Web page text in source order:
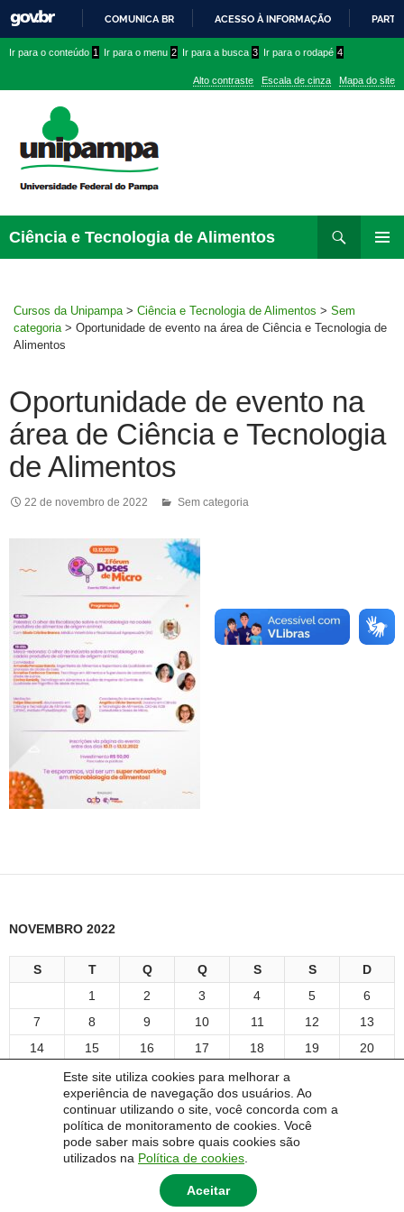
Este site utiliza cookies para melhorar a
experiência de navegação dos usuários. Ao
continuar utilizando o site, você concorda com a
política de monitoramento de cookies. Você
pode saber mais sobre quais cookies são
utilizados na Política de cookies
Aceitar
PARA
CONTEÚDO
COMUNICA BR ACESSO À INFORMAÇÃO
conteúdo
menu
superior
menu
Ir para o conteúdo 1 Ir para o menu 2 Ir para a busca 3 Ir para o rodapé 4
Alto contraste Escala de cinza Mapa do site
Ciência e Tecnologia de Alimentos
Cursos da Unipampa > Ciência e Tecnologia de Alimentos > Sem
categoria > Oportunidade de evento na área de Ciência e Tecnologia de
Alimentos
Oportunidade de evento na
área de Ciência e Tecnologia
de Alimentos
22 de novembro de 2022 Sem categoria
NOVEMBRO 2022
S T Q Q S S
D
1
2 3 4 5
6
7
8 9 10 11 12
13
14
15 16 17 18 19
20
22 23 24 25
29
30
maio »